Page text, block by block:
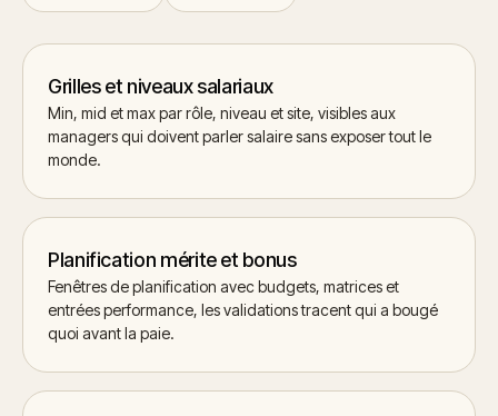
Grilles et niveaux salariaux
Min, mid et max par rôle, niveau et site, visibles aux
managers qui doivent parler salaire sans exposer tout le
monde.
Planification mérite et bonus
Fenêtres de planification avec budgets, matrices et
entrées performance, les validations tracent qui a bougé
quoi avant la paie.